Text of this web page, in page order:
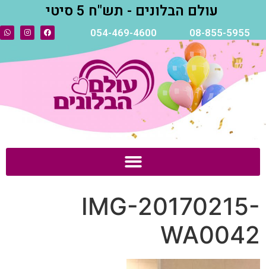
עולם הבלונים - תש"ח 5 סיטי
08-855-5955
054-469-4600
IMG-20170215-
WA0042